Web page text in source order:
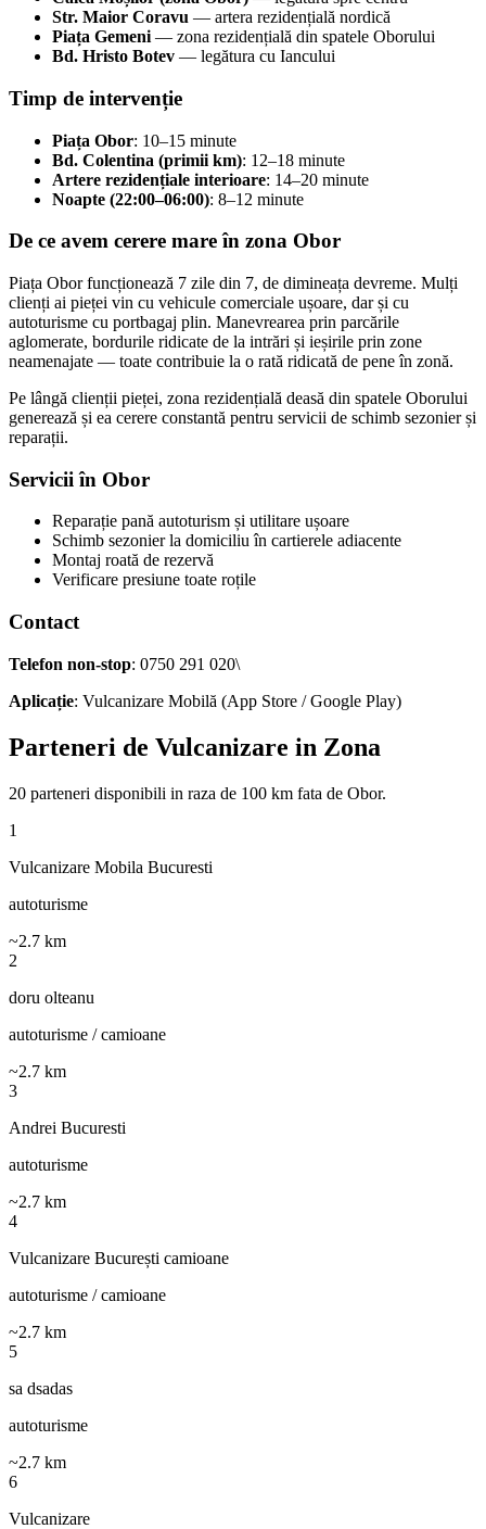
Str. Maior Coravu — artera rezidențială nordică
Piața Gemeni — zona rezidențială din spatele Oborului
Bd. Hristo Botev — legătura cu Iancului
Timp de intervenție
Piața Obor: 10–15 minute
Bd. Colentina (primii km): 12–18 minute
Artere rezidențiale interioare: 14–20 minute
Noapte (22:00–06:00): 8–12 minute
De ce avem cerere mare în zona Obor
Piața Obor funcționează 7 zile din 7, de dimineața devreme. Mulți
clienți ai pieței vin cu vehicule comerciale ușoare, dar și cu
autoturisme cu portbagaj plin. Manevrearea prin parcările
aglomerate, bordurile ridicate de la intrări și ieșirile prin zone
neamenajate — toate contribuie la o rată ridicată de pene în zonă.
Pe lângă clienții pieței, zona rezidențială deasă din spatele Oborului
generează și ea cerere constantă pentru servicii de schimb sezonier și
reparații.
Servicii în Obor
Reparație pană autoturism și utilitare ușoare
Schimb sezonier la domiciliu în cartierele adiacente
Montaj roată de rezervă
Verificare presiune toate roțile
Contact
Telefon non-stop: 0750 291 020\
Aplicație: Vulcanizare Mobilă (App Store / Google Play)
Parteneri de Vulcanizare in Zona
20 parteneri disponibili in raza de 100 km fata de Obor.
1
Vulcanizare Mobila Bucuresti
autoturisme
~2.7 km
2
doru olteanu
autoturisme / camioane
~2.7 km
3
Andrei Bucuresti
autoturisme
~2.7 km
4
Vulcanizare București camioane
autoturisme / camioane
~2.7 km
5
sa dsadas
autoturisme
~2.7 km
6
Vulcanizare